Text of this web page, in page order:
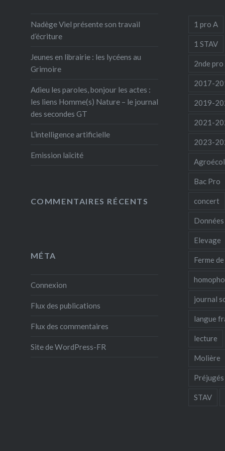
Nadège Viel présente son travail
d’écriture
Jeunes en librairie : les lycéens au
Grimoire
Adieu les paroles, bonjour les actes :
les liens Homme(s) Nature – le journal
des secondes GT
L’intelligence artificielle
Emission laïcité
1 pro A
1 STAV
2nde pro
2017-
2019-
2021-
2023-
Bac Pro
concert
Elevage
Ferme
journal
langue
lecture
Molière
Préjugés
STAV
COMMENTAIRES RÉCENTS
MÉTA
Connexion
Flux des publications
Flux des commentaires
Site de WordPress-FR